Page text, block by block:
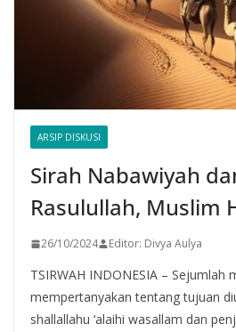
ARSIP DISKUSI
Sirah Nabawiyah
Rasulullah, Muslim
26/10/2024 Editor: Divya Aulya
TSIRWAH INDONESIA – Sejumlah
mempertanyakan tentang tujuan
shallallahu ‘alaihi wasallam dan